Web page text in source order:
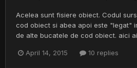
Acelea sunt fisiere obiect. Codul
cod obiect si abea apoi este "legat"
de alte bucatele de cod obiect. aici
April 14, 2015 10 replies